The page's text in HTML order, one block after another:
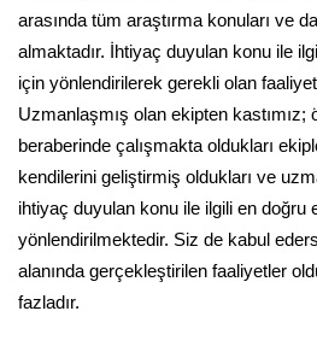
arasında tüm araştırma konuları ve
almaktadır. İhtiyaç duyulan konu ile
için yönlendirilerek gerekli olan
Uzmanlaşmış olan ekipten
beraberinde çalışmakta oldukları
kendilerini geliştirmiş oldukları ve
ihtiyaç duyulan konu ile ilgili en doğru
yönlendirilmektedir. Siz de kabul
alanında gerçekleştirilen faaliyetler
fazladır.